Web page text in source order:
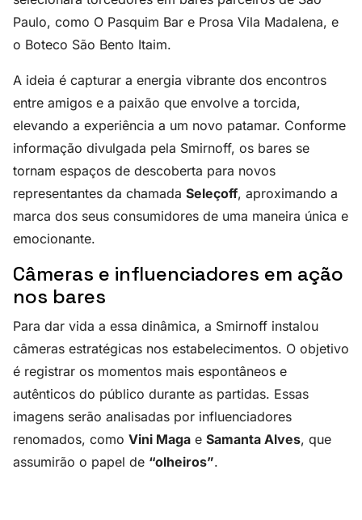
Paulo, como O Pasquim Bar e Prosa Vila Madalena, e
o Boteco São Bento Itaim.
A ideia é capturar a energia vibrante dos encontros
entre amigos e a paixão que envolve a torcida,
elevando a experiência a um novo patamar. Conforme
informação divulgada pela Smirnoff, os bares se
tornam espaços de descoberta para novos
representantes da chamada Seleçoff, aproximando a
marca dos seus consumidores de uma maneira única e
emocionante.
Câmeras e influenciadores em ação
nos bares
Para dar vida a essa dinâmica, a Smirnoff instalou
câmeras estratégicas nos estabelecimentos. O objetivo
é registrar os momentos mais espontâneos e
autênticos do público durante as partidas. Essas
imagens serão analisadas por influenciadores
renomados, como Vini Maga e Samanta Alves, que
assumirão o papel de “olheiros”.